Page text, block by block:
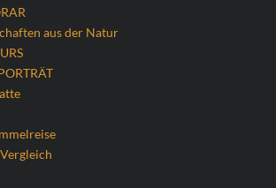
aus der Natur